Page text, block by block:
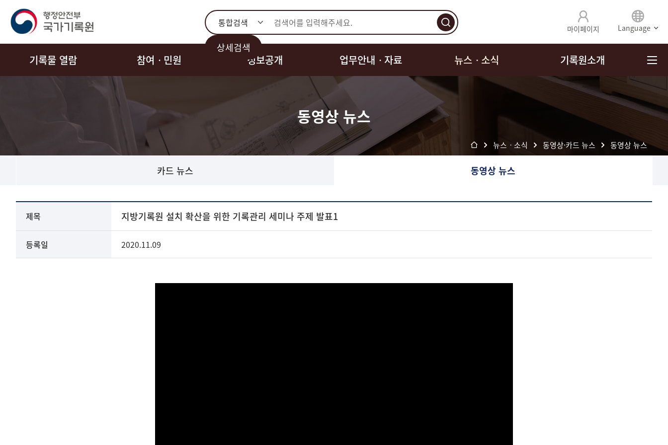
통합검색
상세검색
마이페이지 Language
기록물 열람 참여ㆍ민원 정보공개 업무안내ㆍ자료 뉴스ㆍ소식 기록원소개
동영상 뉴스
뉴스ㆍ소식 동영상·카드 뉴스 동영상 뉴스
카드 뉴스 동영상 뉴스
뉴스
상세
제목 지방기록원 설치 확산을 위한 기록관리 세미나 주제 발표1
등록일 2020.11.09